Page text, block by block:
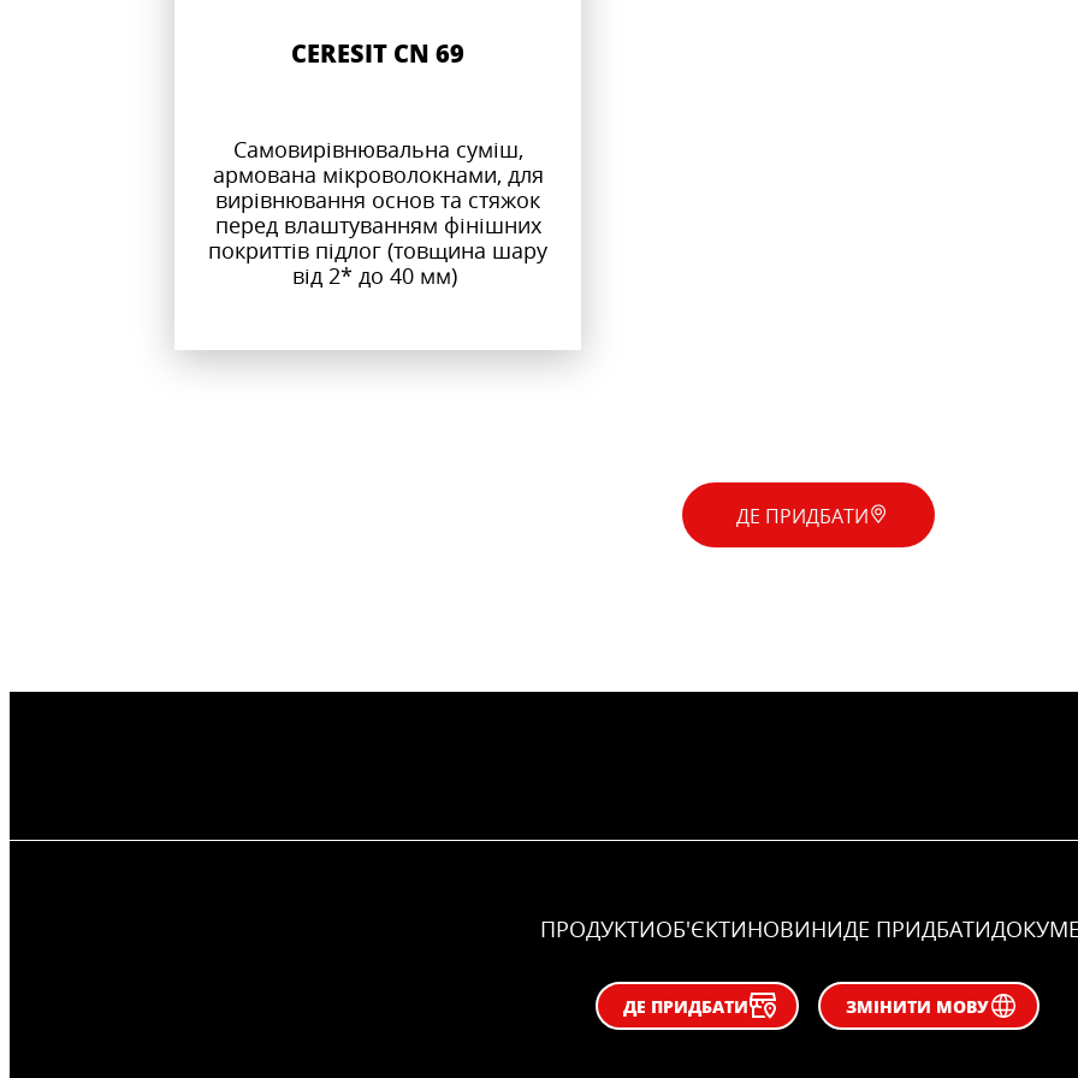
CERESIT CN 69
Самовирівнювальна суміш,
армована мікроволокнами, для
вирівнювання основ та стяжок
перед влаштуванням фінішних
покриттів підлог (товщина шару
від 2* до 40 мм)
ДЕ ПРИДБАТИ
ПРОДУКТИОБ'ЄКТИНОВИНИДЕ ПРИДБАТИ
ДЕ ПРИДБАТИ ЗМІНИТИ МОВУ